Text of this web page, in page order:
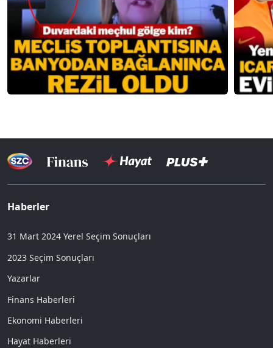
Haberler
31 Mart 2024 Yerel Seçim Sonuçları
2023 Seçim Sonuçları
Yazarlar
Finans Haberleri
Ekonomi Haberleri
Hayat Haberleri